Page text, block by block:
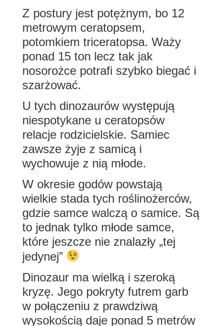
Z postury jest potężnym, bo 12
metrowym ceratopsem,
potomkiem triceratopsa. Waży
ponad 15 ton lecz tak jak
nosorożce potrafi szybko biegać i
szarżować.
U tych dinozaurów występują
niespotykane u ceratopsów
relacje rodzicielskie. Samiec
zawsze żyje z samicą i
wychowuje z nią młode.
W okresie godów powstają
wielkie stada tych roślinożerców,
gdzie samce walczą o samice. Są
to jednak tylko młode samce,
które jeszcze nie znalazły „tej
jedynej”
Dinozaur ma wielką i szeroką
kryzę. Jego pokryty futrem garb
w połączeniu z prawdziwą
wysokością daje ponad 5 metrów